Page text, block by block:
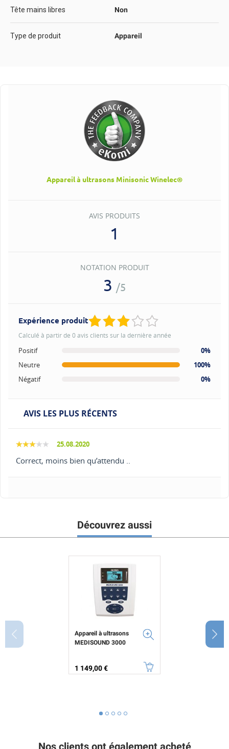
Tête mains libres Non
Type de produit Appareil
Appareil à ultrasons Minisonic Winelec®
AVIS PRODUITS
1
NOTATION PRODUIT
3 /5
Expérience produit
Calculé à partir de 0 avis clients sur la dernière année
Positif
0%
Neutre
100%
Négatif
0%
AVIS LES PLUS RÉCENTS
25.08.2020
Correct, moins bien qu’attendu ..
Découvrez aussi
Appareil à ultrasons
MEDISOUND 3000
Prix
1 149,00 €